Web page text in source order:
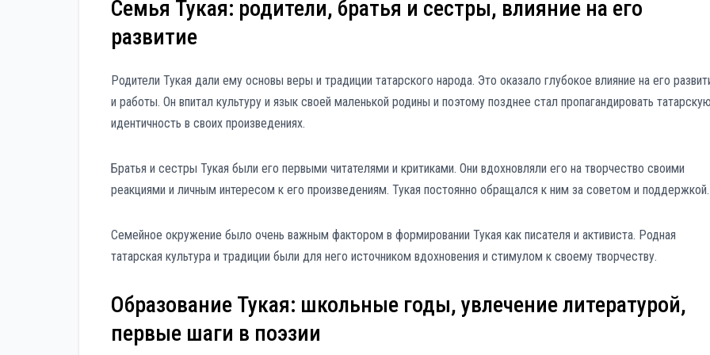
Семья Тукая: родители, братья и сестры, влияние на его
развитие
Родители Тукая дали ему основы веры и традиции татарского народа. Это оказало глубокое влияние на его
и работы. Он впитал культуру и язык своей маленькой родины и поэтому позднее стал пропагандировать
идентичность в своих произведениях.
Братья и сестры Тукая были его первыми читателями и критиками. Они вдохновляли его на творчество своими
реакциями и личным интересом к его произведениям. Тукая постоянно обращался к ним за советом и поддержкой.
Семейное окружение было очень важным фактором в формировании Тукая как писателя и активиста. Родная
татарская культура и традиции были для него источником вдохновения и стимулом к своему творчеству.
Образование Тукая: школьные годы, увлечение литературой,
первые шаги в поэзии